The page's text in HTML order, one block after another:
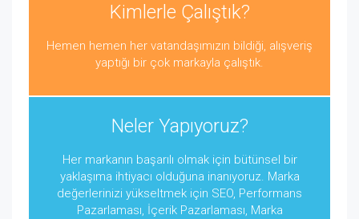
Kimlerle Çalıştık?
Hemen hemen her vatandaşımızın bildiği, alışveriş
yaptığı bir çok markayla çalıştık.
Neler Yapıyoruz?
Her markanın başarılı olmak için bütünsel bir
yaklaşıma ihtiyacı olduğuna inanıyoruz. Marka
değerlerinizi yükseltmek için SEO, Performans
Pazarlaması, İçerik Pazarlaması, Marka